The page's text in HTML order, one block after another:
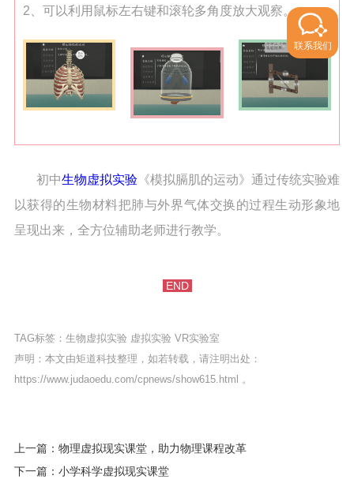
2、可以利用鼠标左右键和滚轮多角度放大观察。
初中生物虚拟实验 《模拟膈肌的运动》通过传统实验难
以获得的生物材料把肺与外界气体交换的过程生动形象地
呈现出来，全方位辅助老师进行教学。
END
TAG标签： 生物虚拟实验 虚拟实验 VR实验室
声明：本文由矩道科技整理，如若转载，请注明出处：
https://www.judaoedu.com/cpnews/show615.html 。
上一篇：物理虚拟现实课堂，助力物理课程改革
下一篇：小学科学虚拟现实课堂
联系我们